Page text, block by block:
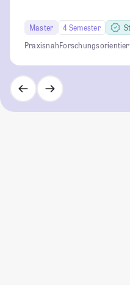
Master 4 Semester
Praxisnah